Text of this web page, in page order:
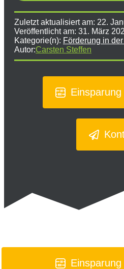
Zuletzt aktualisiert am: 22.
Veröffentlicht am: 31. März
Kategorie(n): Förderung in
Autor:Carsten Steffen